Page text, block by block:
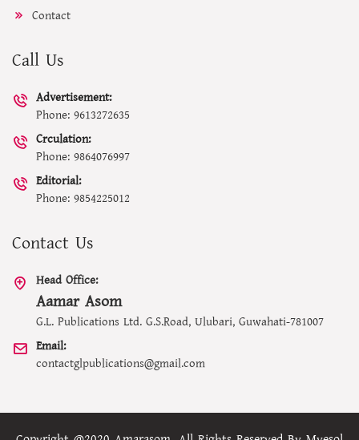
Contact
Call Us
Advertisement:
Phone: 9613272635
Crculation:
Phone: 9864076997
Editorial:
Phone: 9854225012
Contact Us
Head Office:
Aamar Asom
G.L. Publications Ltd. G.S.Road, Ulubari, Guwahati-781007
Email:
contactglpublications@gmail.com